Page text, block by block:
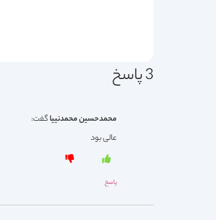
3 پاسخ
محمدحسین محمدنییاگفت:
عالی بود
پاسخ